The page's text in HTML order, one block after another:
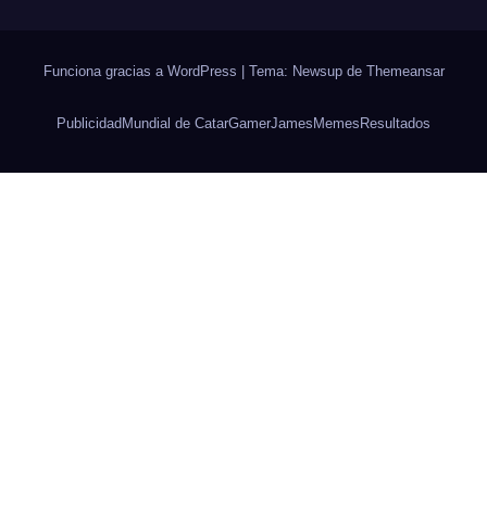
Funciona gracias a WordPress Tema: Newsup de Themeansar
Publicidad Mundial de CatarGamerJames Memes Resultados